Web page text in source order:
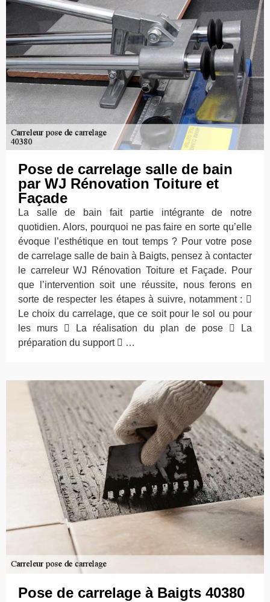
Pose de carrelage salle de bain
par WJ Rénovation Toiture et
Façade
La salle de bain fait partie intégrante de notre
quotidien. Alors, pourquoi ne pas faire en sorte qu’elle
évoque l’esthétique en tout temps ? Pour votre pose
de carrelage salle de bain à Baigts, pensez à contacter
le carreleur WJ Rénovation Toiture et Façade. Pour
que l’intervention soit une réussite, nous ferons en
sorte de respecter les étapes à suivre, notamment : 
Le choix du carrelage, que ce soit pour le sol ou pour
les murs  La réalisation du plan de pose  La
préparation du support  …
Pose de carrelage à Baigts 40380